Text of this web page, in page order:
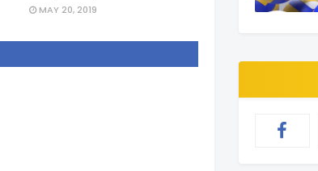
MAY 20, 2019